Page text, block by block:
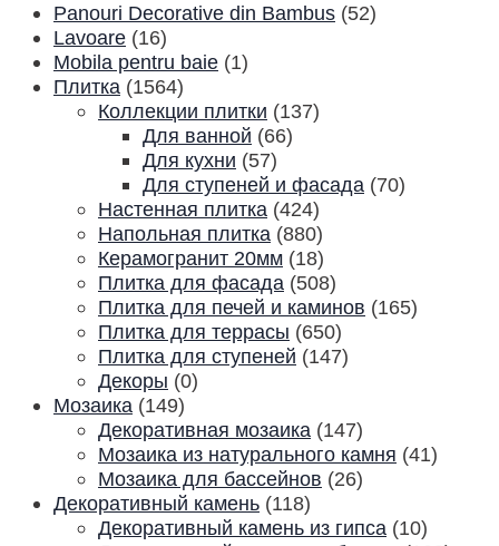
Panouri Decorative din Bambus (52)
Lavoare (16)
Mobila pentru baie (1)
Плитка (1564)
Коллекции плитки (137)
Для ванной (66)
Для кухни (57)
Для ступеней и фасада (70)
Настенная плитка (424)
Напольная плитка (880)
Керамогранит 20мм (18)
Плитка для фасада (508)
Плитка для печей и каминов (165)
Плитка для террасы (650)
Плитка для ступеней (147)
Декоры (0)
Мозаика (149)
Декоративная мозаика (147)
Мозаика из натурального камня (41)
Мозаика для бассейнов (26)
Декоративный камень (118)
Декоративный камень из гипса (10)